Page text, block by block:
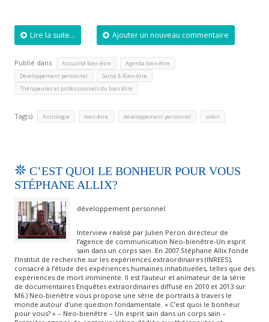
Lire la suite... Ajouter un nouveau commentaire
Publié dans Actualité bien-être Agenda bien-être
Développement personnel Santé & Bien-être
Thérapeutes et professionnels du bien-être
Tag(s) Astrologie bien-être. développement personnel soleil
C’EST QUOI LE BONHEUR POUR VOUS
STÉPHANE ALLIX?
développement personnel
Interview réalisé par Julien Peron directeur de
l’agence de communication Neo-bienêtre-Un esprit
sain dans un corps sain. En 2007 Stéphane Allix fonde
l’Institut de recherche sur les expériences extraordinaires (INREES),
consacré à l’étude des expériences humaines inhabituelles, telles que des
expériences de mort imminente. Il est l’auteur et animateur de la série
de documentaires Enquêtes extraordinaires diffusé en 2010 et 2013 sur
M6.) Neo-bienêtre vous propose une série de portraits à travers le
monde autour d’une question fondamentale. « C’est quoi le bonheur
pour vous? » – Neo-bienêtre – Un esprit sain dans un corps sain –